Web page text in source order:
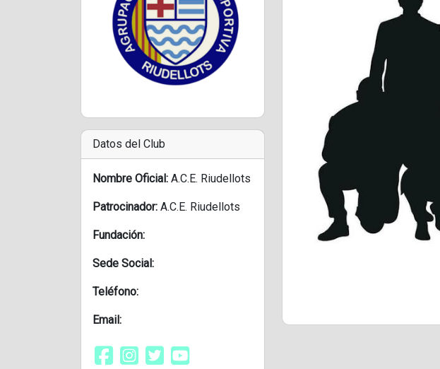
Datos del Club
Nombre Oficial: A.C.E. Riudellots
Patrocinador: A.C.E. Riudellots
Fundación:
Sede Social:
Teléfono:
Email: